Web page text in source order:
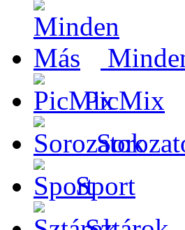
PicMix
Sport